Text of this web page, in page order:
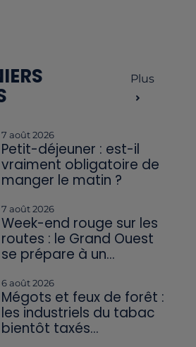
Plus
7 août 2026
Petit-déjeuner : est-il
vraiment obligatoire de
manger le matin ?
7 août 2026
Week-end rouge sur les
routes : le Grand Ouest
se prépare à un...
6 août 2026
Mégots et feux de forêt :
les industriels du tabac
bientôt taxés...